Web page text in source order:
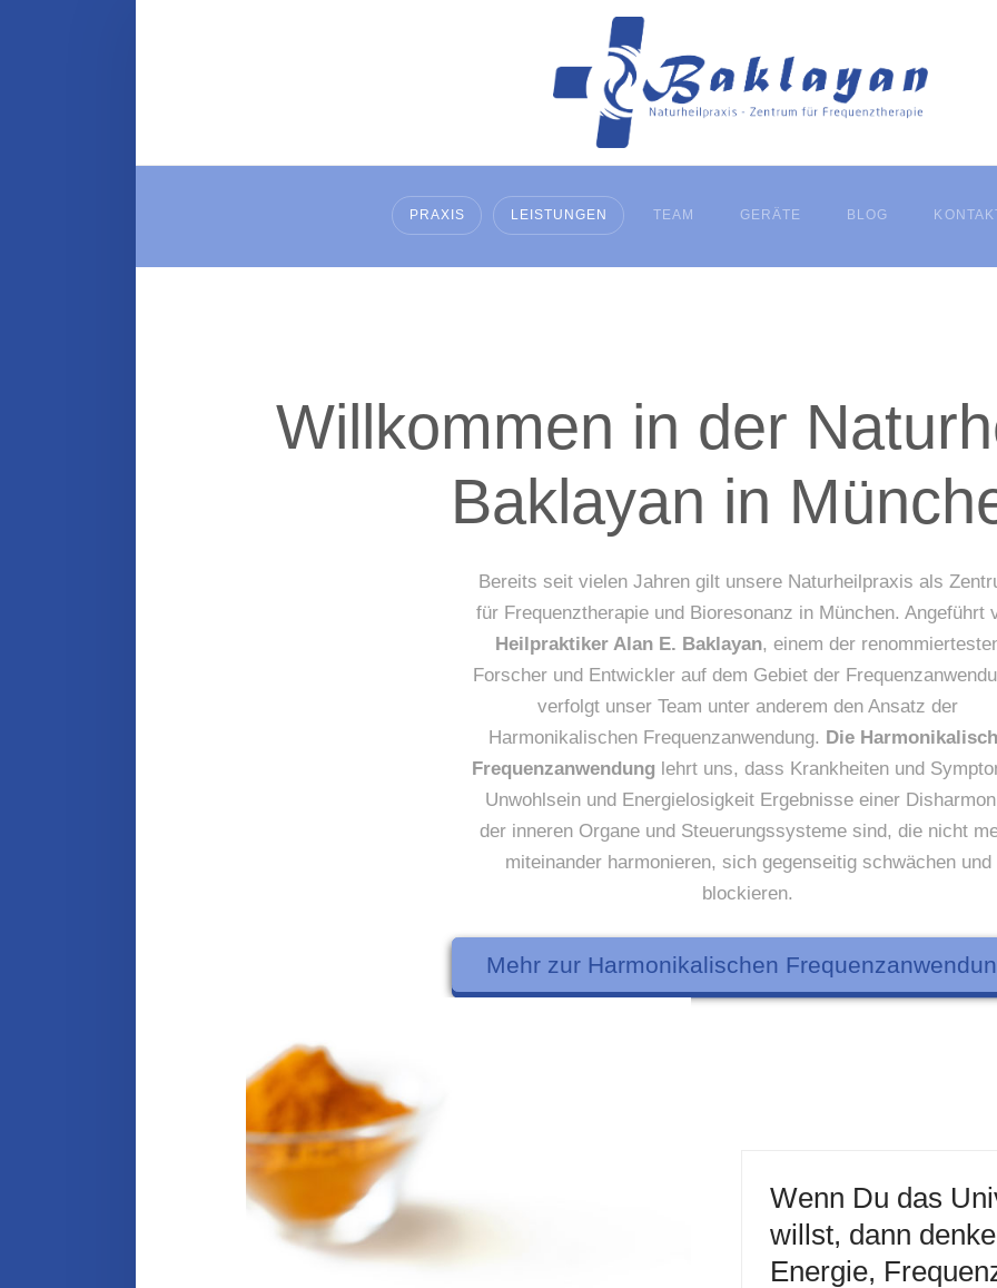
PRAXIS LEISTUNGEN TEAM GERÄTE BLOG
Willkommen in der
Baklayan in
Bereits seit vielen Jahren gilt unsere Naturheilpraxis als
für Frequenztherapie und Bioresonanz in München. Angeführt
Heilpraktiker Alan E. Baklayan, einem der
Forscher und Entwickler auf dem Gebiet der
verfolgt unser Team unter anderem den Ansatz der
Harmonikalischen Frequenzanwendung. Die
Frequenzanwendung lehrt uns, dass Krankheiten und
Unwohlsein und Energielosigkeit Ergebnisse einer
der inneren Organe und Steuerungssysteme sind, die nicht
miteinander harmonieren, sich gegenseitig schwächen und
blockieren.
Mehr zur Harmonikalischen
Wenn Du das
willst, dann
Energie,